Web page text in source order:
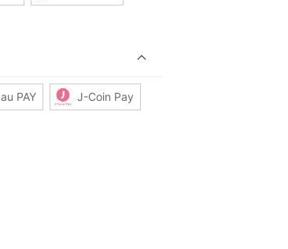
au PAY J-Coin Pay